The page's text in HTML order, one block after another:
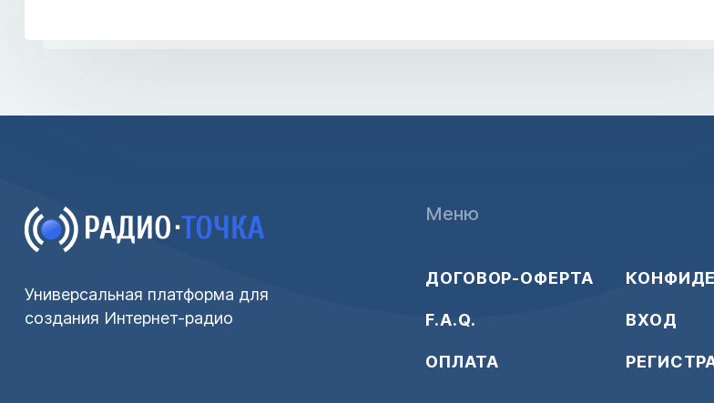
Меню
ДОГОВОР-ОФЕРТА
F.A.Q.
ОПЛАТА
ВХОД
Универсальная платформа для
создания Интернет-радио